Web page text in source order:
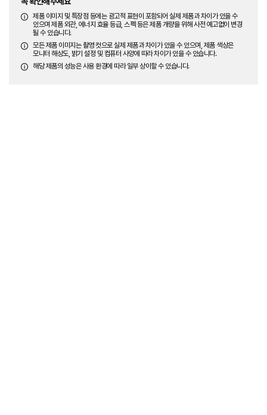
제품 이미지 및 특장점 등에는 광고적 표현이 포함되어 실제 제품과 차이가 있을 수
있으며 제품 외관, 에너지 효율 등급, 스펙 등은 제품 개량을 위해 사전 예고없이 변경
될 수 있습니다.
모든 제품 이미지는 촬영 컷으로 실제 제품과 차이가 있을 수 있으며, 제품 색상은
모니터 해상도, 밝기 설정 및 컴퓨터 사양에 따라 차이가 있을 수 있습니다.
해당 제품의 성능은 사용 환경에 따라 일부 상이할 수 있습니다.